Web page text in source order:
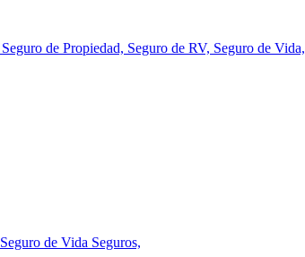
Seguro de Propiedad, Seguro de RV, Seguro de Vida,
Seguro de Vida Seguros,